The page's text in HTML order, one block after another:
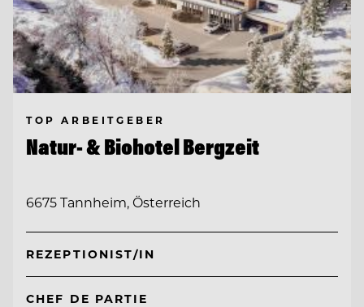
TOP ARBEITGEBER
Natur- & Biohotel Bergzeit
6675 Tannheim, Österreich
REZEPTIONIST/IN
CHEF DE PARTIE